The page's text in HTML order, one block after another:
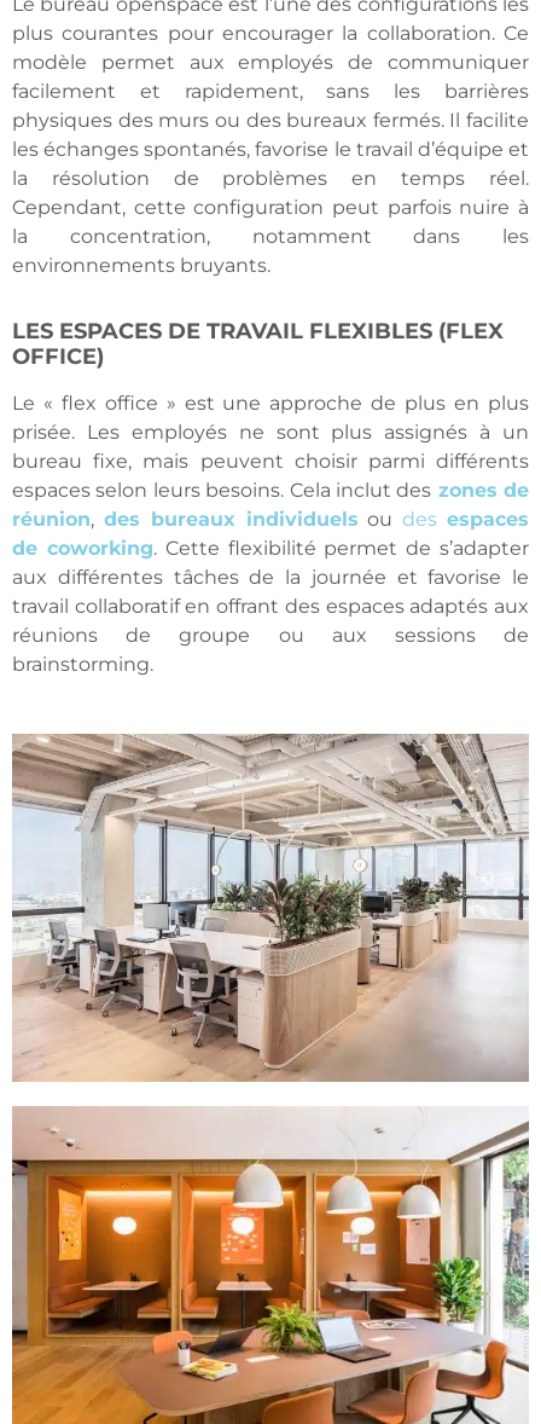
plus courantes pour encourager la collaboration. Ce
modèle permet aux employés de communiquer
facilement et rapidement, sans les barrières
physiques des murs ou des bureaux fermés. Il facilite
les échanges spontanés, favorise le travail d’équipe et
la résolution de problèmes en temps réel.
Cependant, cette configuration peut parfois nuire à
la concentration, notamment dans les
environnements bruyants.
LES ESPACES DE TRAVAIL FLEXIBLES (FLEX
OFFICE)
Le « flex office » est une approche de plus en plus
prisée. Les employés ne sont plus assignés à un
bureau fixe, mais peuvent choisir parmi différents
espaces selon leurs besoins. Cela inclut des zones de
réunion, des bureaux individuels oudesespaces
de coworking. Cette flexibilité permet de s’adapter
aux différentes tâches de la journée et favorise le
travail collaboratif en offrant des espaces adaptés aux
réunions de groupe ou aux sessions de
brainstorming.